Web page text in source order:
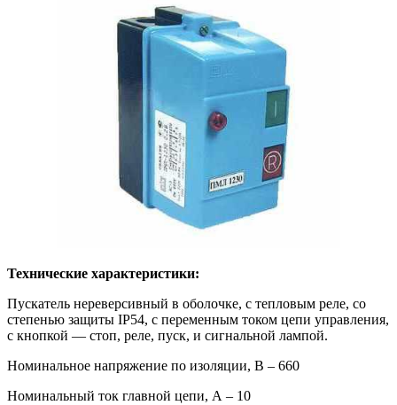
Технические характеристики:
Пускатель нереверсивный в оболочке, с тепловым реле, со
степенью защиты IP54, c переменным током цепи управления,
с кнопкой — стоп, реле, пуск, и сигнальной лампой.
Номинальное напряжение по изоляции, В – 660
Номинальный ток главной цепи, А – 10